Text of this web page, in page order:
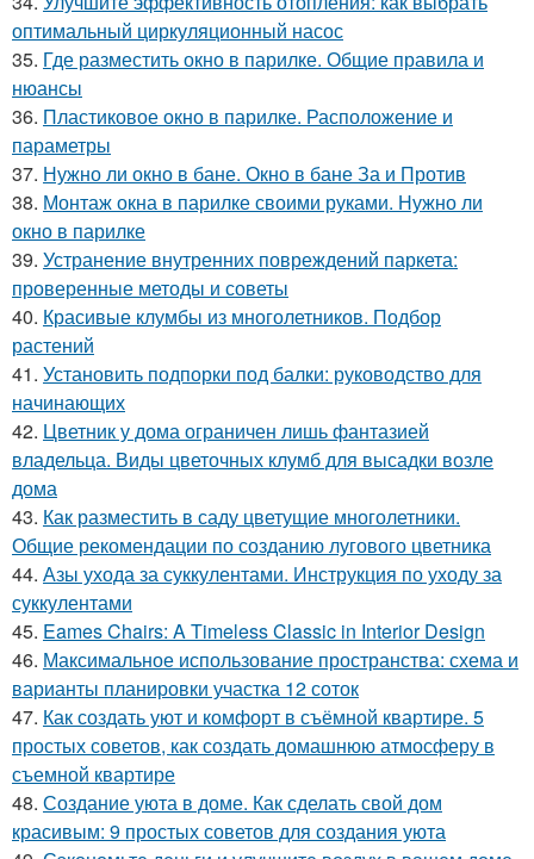
оптимальный циркуляционный насос
35. Где разместить окно в парилке. Общие правила и
нюансы
36. Пластиковое окно в парилке. Расположение и
параметры
37. Нужно ли окно в бане. Окно в бане За и Против
38. Монтаж окна в парилке своими руками. Нужно ли
окно в парилке
39. Устранение внутренних повреждений паркета:
проверенные методы и советы
40. Красивые клумбы из многолетников. Подбор
растений
41. Установить подпорки под балки: руководство для
начинающих
42. Цветник у дома ограничен лишь фантазией
владельца. Виды цветочных клумб для высадки возле
дома
43. Как разместить в саду цветущие многолетники.
Общие рекомендации по созданию лугового цветника
44. Азы ухода за суккулентами. Инструкция по уходу за
суккулентами
45. Eames Chairs: A Timeless Classic in Interior Design
46. Максимальное использование пространства: схема и
варианты планировки участка 12 соток
47. Как создать уют и комфорт в съёмной квартире. 5
простых советов, как создать домашнюю атмосферу в
съемной квартире
48. Создание уюта в доме. Как сделать свой дом
красивым: 9 простых советов для создания уюта